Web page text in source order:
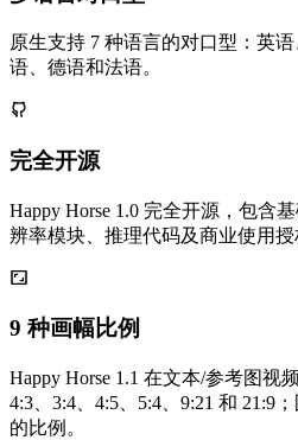
原生支持 7 种语言的对口型：英
语、德语和法语。
完全开源
Happy Horse 1.0 完全开源，包含
辨率模块、推理代码及商业使用授
9 种画幅比例
Happy Horse 1.1 在文本/参考图视
4:3、3:4、4:5、5:4、9:21 和 21:9
的比例。